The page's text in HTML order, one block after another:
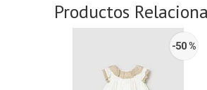
Productos
-50 %